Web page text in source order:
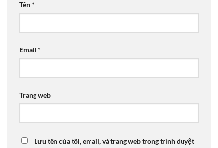
Tên*
Email *
Trang web
Lưu tên của tôi, email, và trang web trong trình duyệt